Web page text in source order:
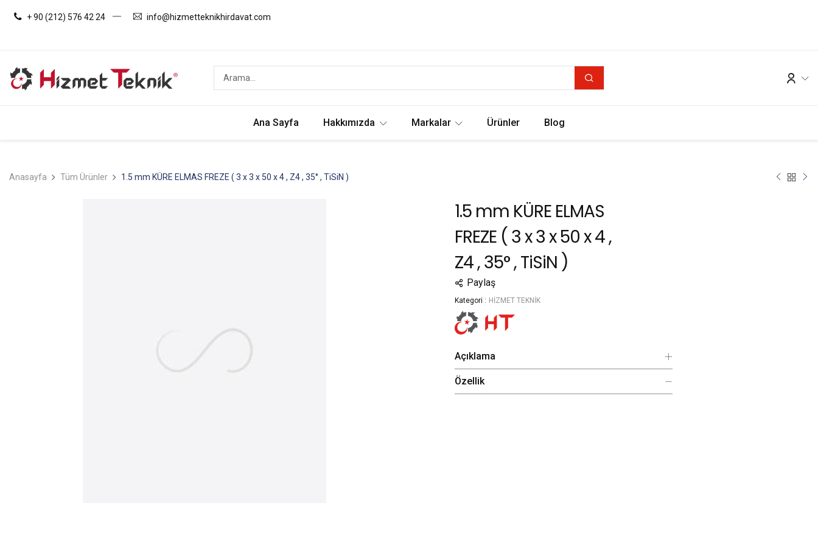
+ 90 (212) 576 42 24 info@hizmetteknikhirdavat.com
Ana Sayfa Hakkımızda Markalar Ürünler Blog
Anasayfa Tüm Ürünler 1.5 mm KÜRE ELMAS FREZE ( 3 x 3 x 50 x 4 , Z4 , 35° , TiSiN )
1.5 mm KÜRE ELMAS
FREZE ( 3 x 3 x 50 x 4 ,
Z4 , 35° , TiSiN )
Paylaş
Kategori : HİZMET TEKNİK
Açıklama
Özellik